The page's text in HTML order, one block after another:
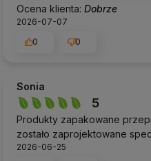
Ocena klienta: Dobrze
2026-07-07
0
0
Sonia
5
Produkty zapakowane
zostało zaprojektowane
2026-06-25